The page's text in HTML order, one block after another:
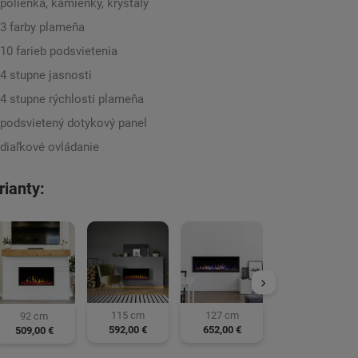
polienka, kamienky, kryštály
3 farby plameňa
10 farieb podsvietenia
4 stupne jasnosti
4 stupne rýchlosti plameňa
podsvietený dotykový panel
diaľkové ovládanie
92 cm
509,00 €
115 cm
592,00 €
127 cm
652,00 €